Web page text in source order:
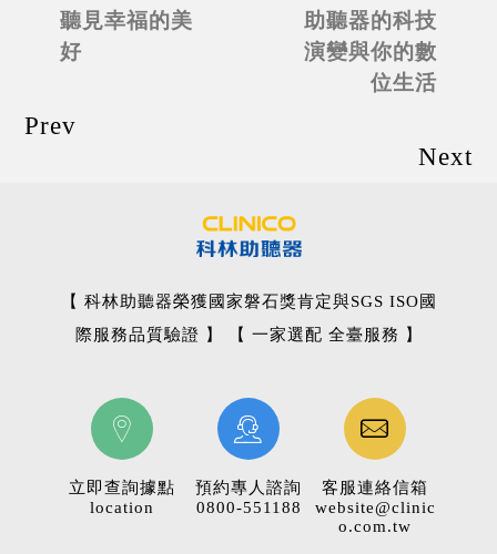
聽見幸福的美
好
Prev
助聽器的科技
演變與你的數
位生活
Next
【 科林助聽器榮獲國家磐石獎肯定與SGS ISO國
際服務品質驗證 】 【 一家選配 全臺服務 】
立即查詢據點
location
預約專人諮詢
0800-551188
客服連絡信箱
website@clinic
o.com.tw